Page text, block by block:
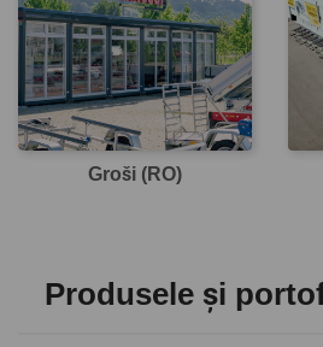
Groši (RO)
Produsele și